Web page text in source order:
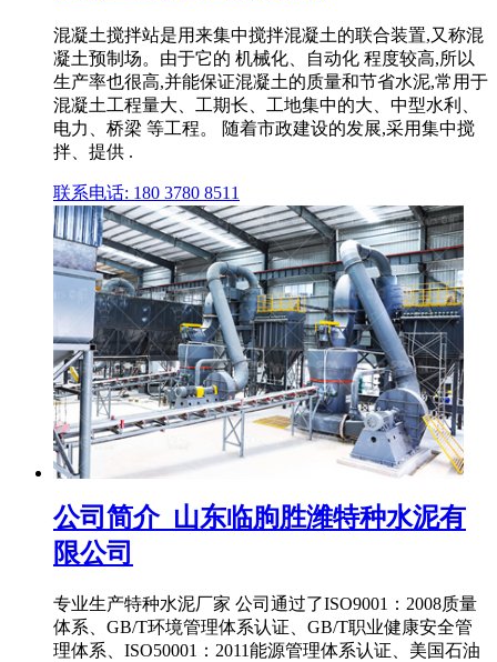
混凝土搅拌站是用来集中搅拌混凝土的联合装置,又称混
凝土预制场。由于它的 机械化、自动化 程度较高,所以
生产率也很高,并能保证混凝土的质量和节省水泥,常用于
混凝土工程量大、工期长、工地集中的大、中型水利、
电力、桥梁 等工程。 随着市政建设的发展,采用集中搅
拌、提供 .
联系电话: 180 3780 8511
公司简介_山东临朐胜潍特种水泥有
限公司
专业生产特种水泥厂家 公司通过了ISO9001：2008质量
体系、GB/T环境管理体系认证、GB/T职业健康安全管
理体系、ISO50001：2011能源管理体系认证、美国石油